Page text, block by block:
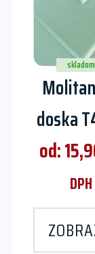
skladom
doska
od:
DPH
multiple
variants.
The
options
may
be
chosen
on